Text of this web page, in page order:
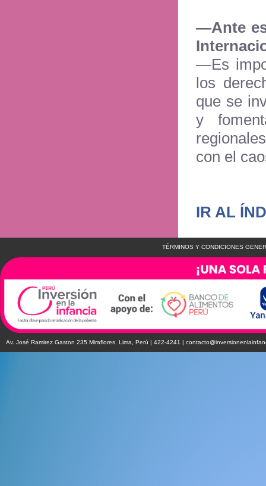
—Ante
—Es
los
que se
y
con el
IR AL
TÉRMINOS Y CONDICIONES
Av. José Ramirez Gaston 235 Miraflores. Lima, Perú | 422-4241 |